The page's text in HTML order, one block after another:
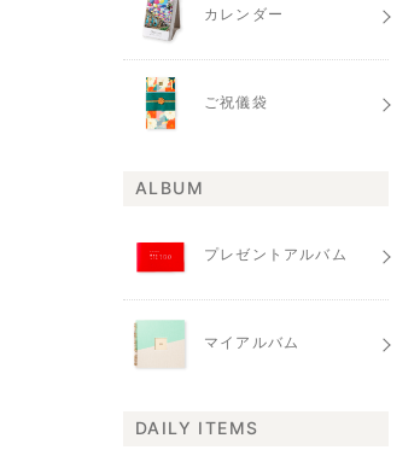
カレンダー
ご祝儀袋
ALBUM
プレゼントアルバム
マイアルバム
DAILY ITEMS